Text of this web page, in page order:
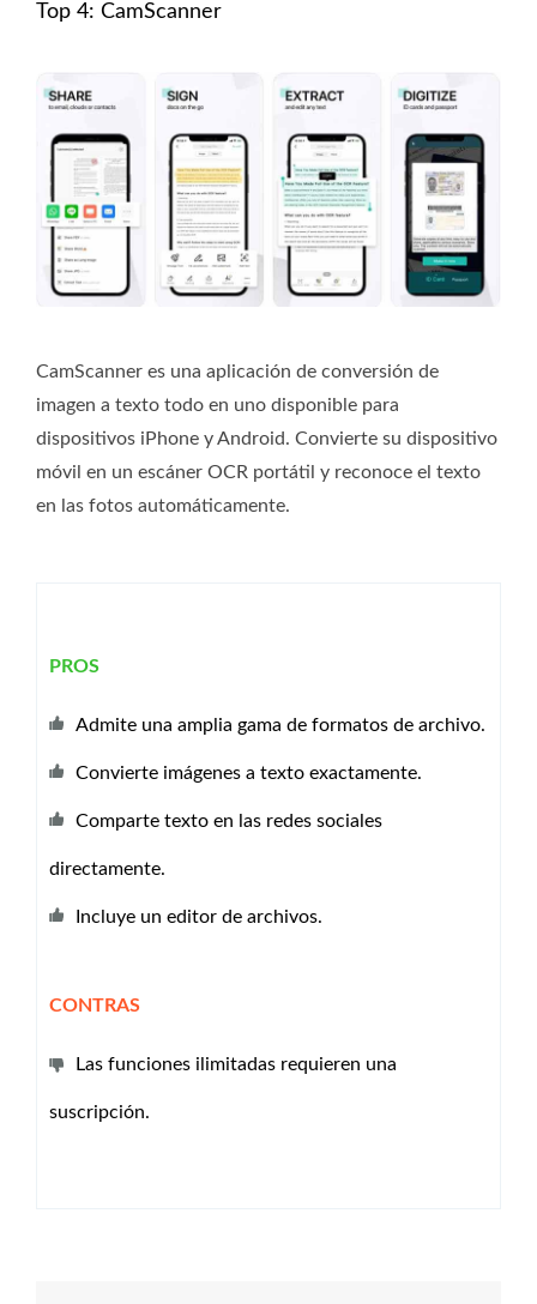
Top 4: CamScanner
CamScanner es una aplicación de conversión de
imagen a texto todo en uno disponible para
dispositivos iPhone y Android. Convierte su dispositivo
móvil en un escáner OCR portátil y reconoce el texto
en las fotos automáticamente.
PROS
Admite una amplia gama de formatos de archivo.
Convierte imágenes a texto exactamente.
Comparte texto en las redes sociales
directamente.
Incluye un editor de archivos.
CONTRAS
Las funciones ilimitadas requieren una
suscripción.